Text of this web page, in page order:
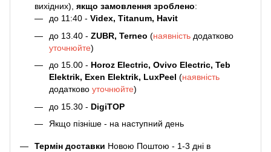
вихідних), якщо замовлення зроблено:
до 11:40 - Videx, Titanum, Havit
до 13.40 - ZUBR, Terneo (наявність додатково
уточнюйте)
до 15.00 - Horoz Electric, Ovivo Electric, Teb
Elektrik, Exen Elektrik, LuxPeel (наявність
додатково уточнюйте)
до 15.30 - DigiTOP
Якщо пізніше - на наступний день
Термін доставки Новою Поштою - 1-3 дні в